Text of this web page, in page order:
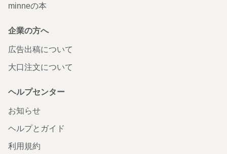
minneの本
企業の方へ
広告出稿について
大口注文について
ヘルプセンター
お知らせ
ヘルプとガイド
利用規約